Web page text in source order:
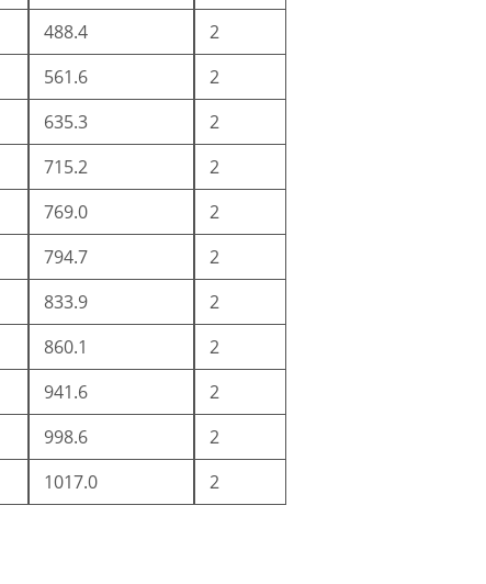
488.4
2
561.6
2
635.3
2
715.2
2
769.0
2
794.7
2
833.9
2
860.1
2
941.6
2
998.6
2
1017.0 2